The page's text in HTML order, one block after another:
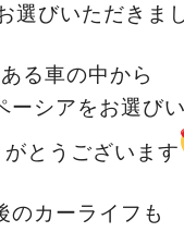
選びいただきま
る車の中から
ーシアをお選び
とうございます
のカーライフも